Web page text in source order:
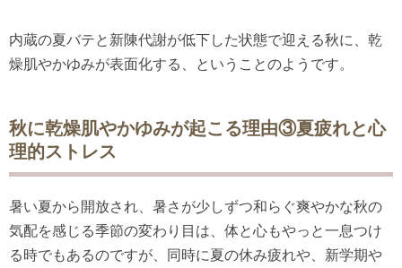
内蔵の夏バテと新陳代謝が低下した状態で迎える秋に、乾
燥肌やかゆみが表面化する、ということのようです。
秋に乾燥肌やかゆみが起こる理由③夏疲れと心
理的ストレス
暑い夏から開放され、暑さが少しずつ和らぐ爽やかな秋の
気配を感じる季節の変わり目は、体と心もやっと一息つけ
る時でもあるのですが、同時に夏の休み疲れや、新学期や